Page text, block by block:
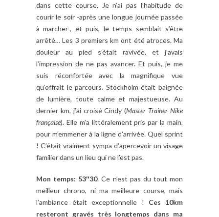
dans cette course. Je n’ai pas l’habitude de
courir le soir -après une longue journée passée
à marcher-, et puis, le temps semblait s’être
arrêté… Les 3 premiers km ont été atroces. Ma
douleur au pied s’était ravivée, et j’avais
l’impression de ne pas avancer. Et puis, je me
suis réconfortée avec la magnifique vue
qu’offrait le parcours. Stockholm était baignée
de lumière, toute calme et majestueuse. Au
dernier km, j’ai croisé Cindy (Master Trainer Nike
française). Elle m’a littéralement pris par la main,
pour m’emmener à la ligne d’arrivée. Quel sprint
! C’était vraiment sympa d’apercevoir un visage
familier dans un lieu qui ne l’est pas.
Mon temps: 53″30. Ce n’est pas du tout mon
meilleur chrono, ni ma meilleure course, mais
l’ambiance était exceptionnelle ! Ces 10km
resteront gravés très longtemps dans ma